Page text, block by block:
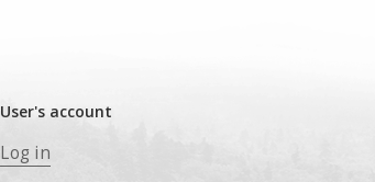
User's account
Log in